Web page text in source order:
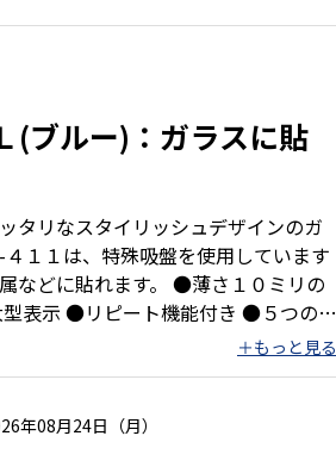
(ブルー)：ガラスに貼
タリなスタイリッシュデザインのガ
１１は、特殊吸盤を使用しています
などに貼れます。 ●薄さ１０ミリの
表示 ●リピート機能付き ●５つのリ
年08月24日（月）